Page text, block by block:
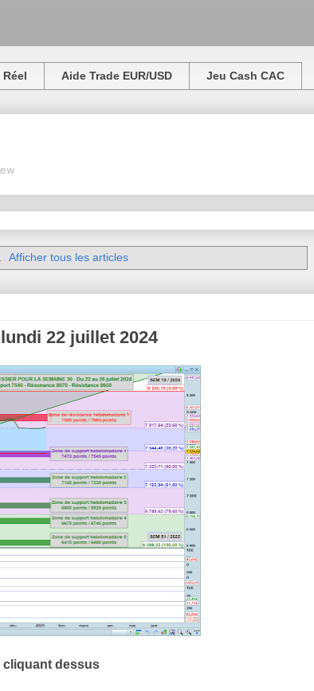
Aide Trade EUR/USD Jeu Cash CAC
Afficher tous les articles
22 juillet 2024
cliquant dessus